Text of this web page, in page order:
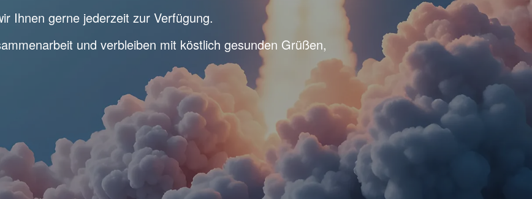
Ihnen gerne jederzeit zur Verfügung.
und verbleiben mit köstlich gesunden Grüßen,